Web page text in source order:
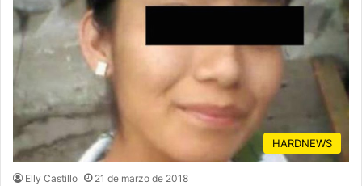
HARDNEWS
Elly Castillo 21 de marzo de 2018